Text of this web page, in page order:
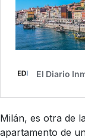
Milán, es otra de
apartamento de